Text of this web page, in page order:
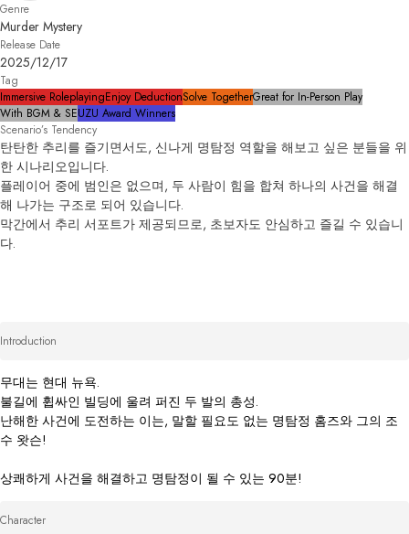
Genre
Murder Mystery
Release Date
2025/12/17
Tag
Immersive RoleplayingEnjoy DeductionSolve TogetherGreat for In-Person Play
With BGM & SEUZU Award Winners
Scenario’s Tendency
탄탄한 추리를 즐기면서도, 신나게 명탐정 역할을 해보고 싶은 분들을 위
한 시나리오입니다.
플레이어 중에 범인은 없으며, 두 사람이 힘을 합쳐 하나의 사건을 해결
해 나가는 구조로 되어 있습니다.
막간에서 추리 서포트가 제공되므로, 초보자도 안심하고 즐길 수 있습니
다.
Introduction
무대는 현대 뉴욕.
불길에 휩싸인 빌딩에 울려 퍼진 두 발의 총성.
난해한 사건에 도전하는 이는, 말할 필요도 없는 명탐정 홈즈와 그의 조
수 왓슨!
Character